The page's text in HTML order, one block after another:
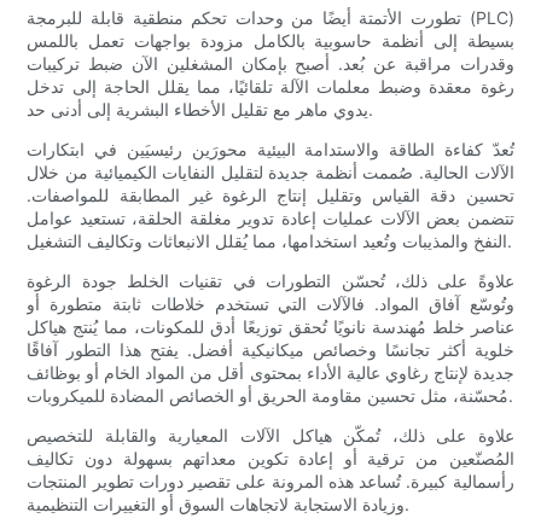
تطورت الأتمتة أيضًا من وحدات تحكم منطقية قابلة للبرمجة (PLC)
بسيطة إلى أنظمة حاسوبية بالكامل مزودة بواجهات تعمل باللمس
وقدرات مراقبة عن بُعد. أصبح بإمكان المشغلين الآن ضبط تركيبات
رغوة معقدة وضبط معلمات الآلة تلقائيًا، مما يقلل الحاجة إلى تدخل
يدوي ماهر مع تقليل الأخطاء البشرية إلى أدنى حد.
تُعدّ كفاءة الطاقة والاستدامة البيئية محورَين رئيسيَين في ابتكارات
الآلات الحالية. صُممت أنظمة جديدة لتقليل النفايات الكيميائية من خلال
تحسين دقة القياس وتقليل إنتاج الرغوة غير المطابقة للمواصفات.
تتضمن بعض الآلات عمليات إعادة تدوير مغلقة الحلقة، تستعيد عوامل
النفخ والمذيبات وتُعيد استخدامها، مما يُقلل الانبعاثات وتكاليف التشغيل.
علاوةً على ذلك، تُحسّن التطورات في تقنيات الخلط جودة الرغوة
وتُوسّع آفاق المواد. فالآلات التي تستخدم خلاطات ثابتة متطورة أو
عناصر خلط مُهندسة نانويًا تُحقق توزيعًا أدق للمكونات، مما يُنتج هياكل
خلوية أكثر تجانسًا وخصائص ميكانيكية أفضل. يفتح هذا التطور آفاقًا
جديدة لإنتاج رغاوي عالية الأداء بمحتوى أقل من المواد الخام أو بوظائف
مُحسّنة، مثل تحسين مقاومة الحريق أو الخصائص المضادة للميكروبات.
علاوة على ذلك، تُمكّن هياكل الآلات المعيارية والقابلة للتخصيص
المُصنّعين من ترقية أو إعادة تكوين معداتهم بسهولة دون تكاليف
رأسمالية كبيرة. تُساعد هذه المرونة على تقصير دورات تطوير المنتجات
وزيادة الاستجابة لاتجاهات السوق أو التغييرات التنظيمية.